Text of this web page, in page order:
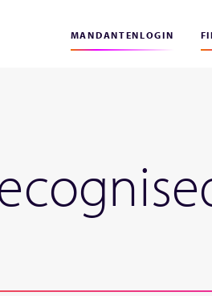
MANDANTENLOGIN